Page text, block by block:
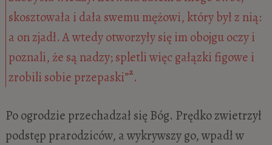
skosztowała i dała swemu mężowi, który był z nią:
a on zjadł. A wtedy otworzyły się im obojgu oczy i
poznali, że są nadzy; spletli więc gałązki figowe i
zrobili sobie przepaski”2.
Po ogrodzie przechadzał się Bóg. Prędko zwietrzył
podstęp prarodziców, a wykrywszy go, wpadł w